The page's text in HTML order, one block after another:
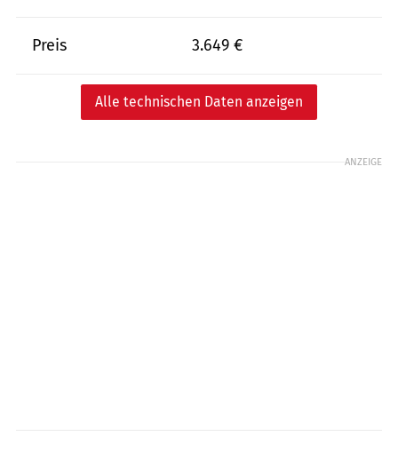
Preis 3.649 €
Alle technischen Daten anzeigen
ANZEIGE